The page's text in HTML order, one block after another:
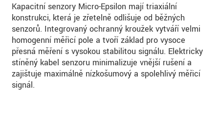
Kapacitní senzory Micro-Epsilon mají triaxiální
konstrukci, která je zřetelně odlišuje od běžných
senzorů. Integrovaný ochranný kroužek vytváří velmi
homogenní měřicí pole a tvoří základ pro vysoce
přesná měření s vysokou stabilitou signálu. Elektricky
stíněný kabel senzoru minimalizuje vnější rušení a
zajišťuje maximálně nízkošumový a spolehlivý měřicí
signál.